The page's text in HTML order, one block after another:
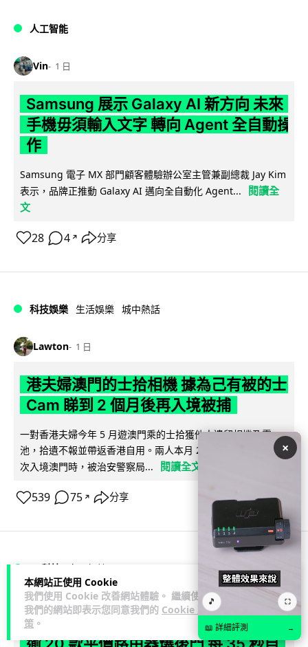
本網站正使用 Cookie
我們使用 Cookie 改善網站體驗。 繼續使用
我們的網站即表示您同意我們的 Cookie 政
策 。
人工智能
Vin 1 日
Samsung 展示 Galaxy AI 新方向 未來
手機毋須輸入文字 轉向 Agent 全自動操
作
Samsung 電子 MX 部門顧客體驗辦公室主管兼副總裁 Jay Kim
表示，品牌正推動 Galaxy AI 邁向全自動化 Agent...
閱讀全
文
28 4 ↗ 分享
科技娛樂 生活娛樂 城中熱話
Lawton 1 日
港夫婦澳門的士拾相機 據為己有被的士
Cam 睇到 2 個月後再入境被捕
一對香港夫婦今年 5 月遊澳門乘的士拾獲他人遺留相機及電
池，拾遺不報並帶返香港自用。兩人本月 2 日經港珠澳大橋再
次入境澳門時，被治安警察局...
閱讀全文
539 75 ↗ 分享
3C科技 家居無線
Vin 1 日
×
🎵 ⛶
📖 詳細評測 →